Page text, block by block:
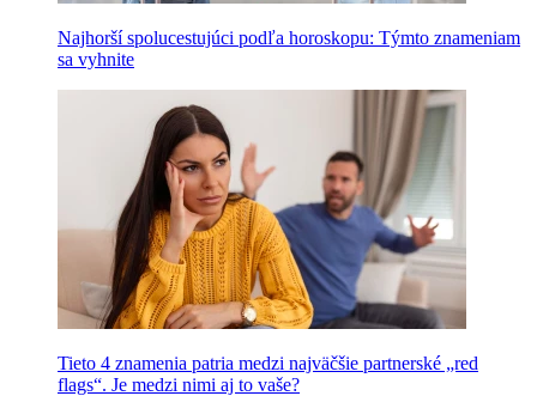
Najhorší spolucestujúci podľa horoskopu: Týmto znameniam
sa vyhnite
Tieto 4 znamenia patria medzi najväčšie partnerské „red
flags“. Je medzi nimi aj to vaše?